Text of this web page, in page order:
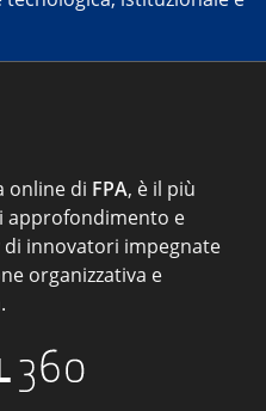
online di FPA, è il più
approfondimento e
innovatori impegnate
organizzativa e